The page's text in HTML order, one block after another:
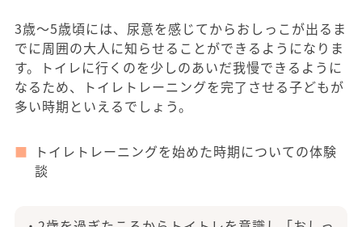
3歳～5歳頃には、尿意を感じてからおしっこが出るま
でに周囲の大人に知らせることができるようになりま
す。トイレに行くのを少しのあいだ我慢できるように
なるため、トイレトレーニングを完了させる子どもが
多い時期といえるでしょう。
トイレトレーニングを始めた時期についての体験
談